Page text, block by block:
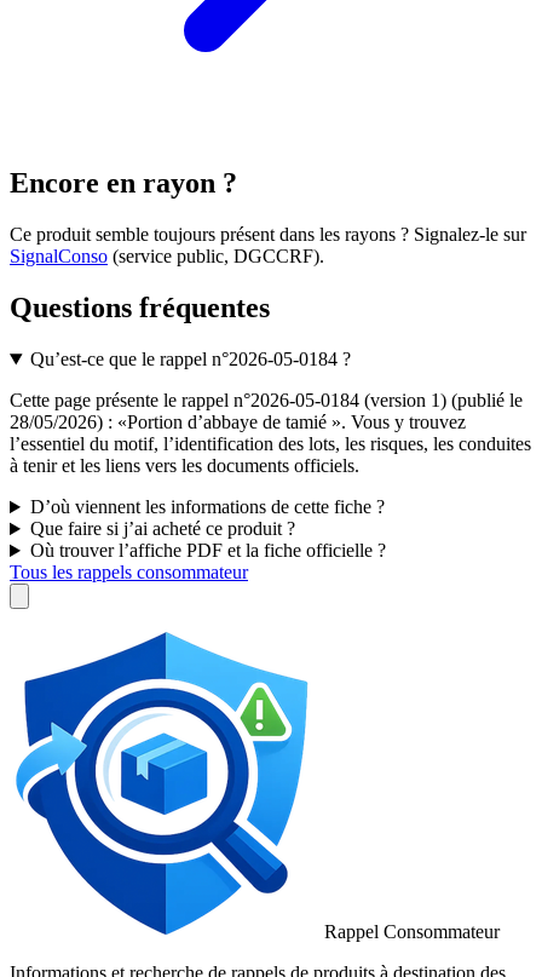
Encore en rayon ?
Ce produit semble toujours présent dans les rayons ? Signalez-le sur
SignalConso (service public, DGCCRF).
Questions fréquentes
Qu’est-ce que le rappel n°2026-05-0184 ?
Cette page présente le rappel n°2026-05-0184 (version 1) (publié le
28/05/2026) : «Portion d’abbaye de tamié ». Vous y trouvez
l’essentiel du motif, l’identification des lots, les risques, les conduites
à tenir et les liens vers les documents officiels.
D’où viennent les informations de cette fiche ?
Que faire si j’ai acheté ce produit ?
Où trouver l’affiche PDF et la fiche officielle ?
Tous les rappels consommateur
Rappel Consommateur